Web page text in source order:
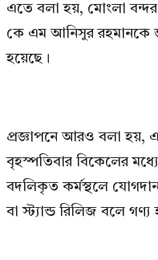
এতে বলা হয়, মোংলা
কে এম আনিসুর রহমানকে
হয়েছে।
প্রজ্ঞাপনে আরও বলা হয়,
বৃহস্পতিবার বিকেলের
বদলিকৃত কর্মস্থলে
বা স্ট্যান্ড রিলিজ বলে গণ্য